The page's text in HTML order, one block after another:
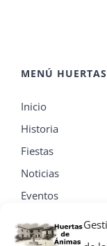
MENÚ HUERTAS
Inicio
Historia
Fiestas
Noticias
Eventos